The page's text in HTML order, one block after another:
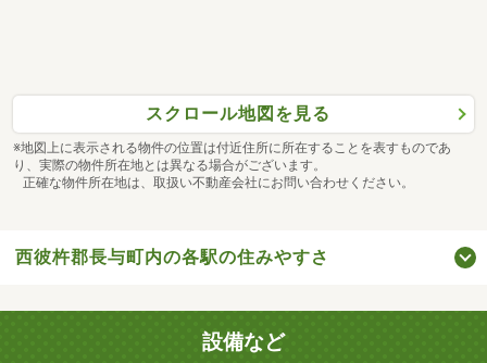
スクロール地図を見る
※地図上に表示される物件の位置は付近住所に所在することを表すものであ
り、実際の物件所在地とは異なる場合がございます。
正確な物件所在地は、取扱い不動産会社にお問い合わせください。
西彼杵郡長与町内の各駅の住みやすさ
設備など